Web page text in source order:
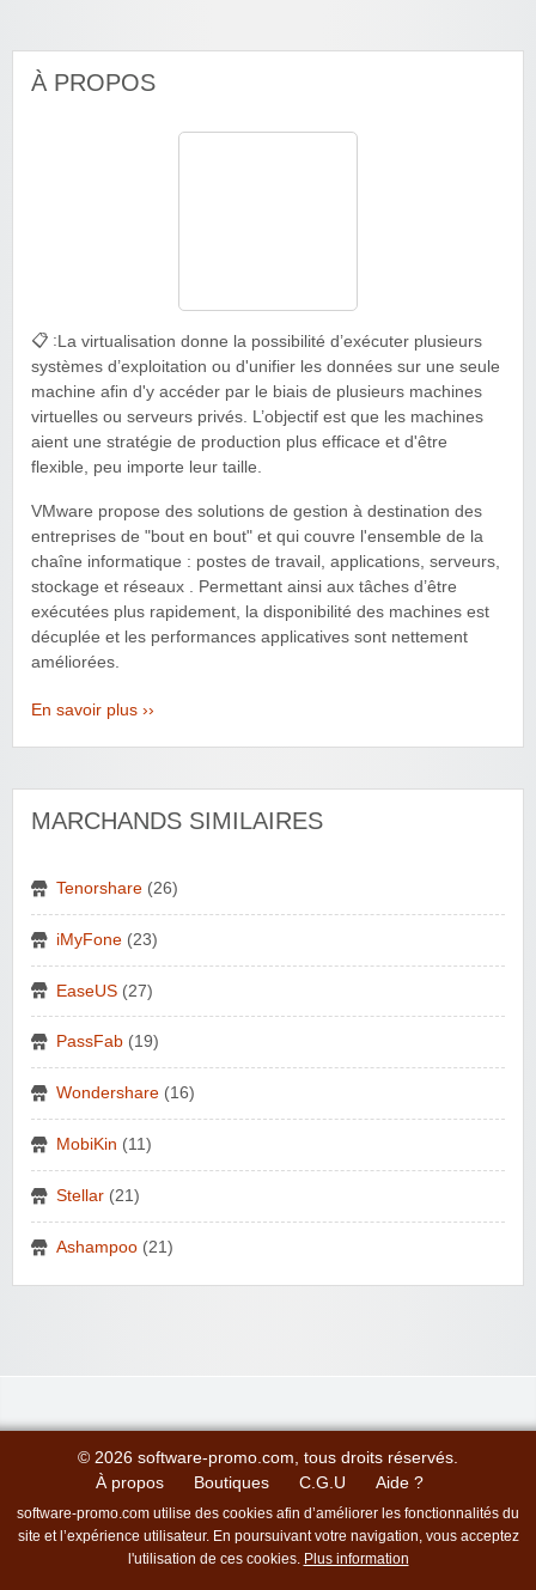
À PROPOS
📋 : La virtualisation donne la possibilité d’exécuter plusieurs
systèmes d’exploitation ou d'unifier les données sur une seule
machine afin d'y accéder par le biais de plusieurs machines
virtuelles ou serveurs privés. L’objectif est que les machines
aient une stratégie de production plus efficace et d'être
flexible, peu importe leur taille.
VMware propose des solutions de gestion à destination des
entreprises de "bout en bout" et qui couvre l'ensemble de la
chaîne informatique : postes de travail, applications, serveurs,
stockage et réseaux . Permettant ainsi aux tâches d’être
exécutées plus rapidement, la disponibilité des machines est
décuplée et les performances applicatives sont nettement
améliorées.
En savoir plus ››
MARCHANDS SIMILAIRES
Tenorshare (26)
iMyFone (23)
EaseUS (27)
PassFab (19)
Wondershare (16)
MobiKin (11)
Stellar (21)
Ashampoo (21)
© 2026 software-promo.com, tous droits réservés.
À propos
Boutiques C.G.U Aide ?
software-promo.com utilise des cookies afin d’améliorer les fonctionnalités du
site et l’expérience utilisateur. En poursuivant votre navigation, vous acceptez
l'utilisation de ces cookies. Plus information